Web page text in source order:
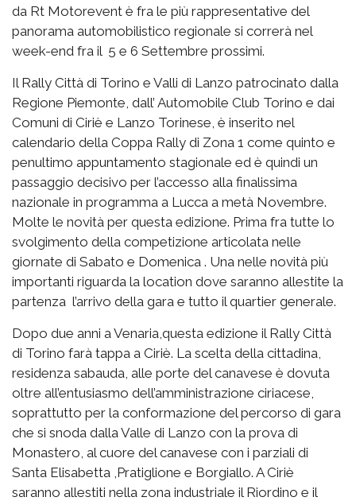
da Rt Motorevent è fra le più rappresentative del
panorama automobilistico regionale si correrà nel
week-end fra il 5 e 6 Settembre prossimi.
Il Rally Città di Torino e Valli di Lanzo patrocinato dalla
Regione Piemonte, dall’ Automobile Club Torino e dai
Comuni di Ciriè e Lanzo Torinese, è inserito nel
calendario della Coppa Rally di Zona 1 come quinto e
penultimo appuntamento stagionale ed è quindi un
passaggio decisivo per l’accesso alla finalissima
nazionale in programma a Lucca a metà Novembre.
Molte le novità per questa edizione. Prima fra tutte lo
svolgimento della competizione articolata nelle
giornate di Sabato e Domenica . Una nelle novità più
importanti riguarda la location dove saranno allestite la
partenza l’arrivo della gara e tutto il quartier generale.
Dopo due anni a Venaria,questa edizione il Rally Città
di Torino farà tappa a Ciriè. La scelta della cittadina,
residenza sabauda, alle porte del canavese è dovuta
oltre all’entusiasmo dell’amministrazione ciriacese,
soprattutto per la conformazione del percorso di gara
che si snoda dalla Valle di Lanzo con la prova di
Monastero, al cuore del canavese con i parziali di
Santa Elisabetta ,Pratiglione e Borgiallo. A Ciriè
saranno allestiti nella zona industriale il Riordino e il